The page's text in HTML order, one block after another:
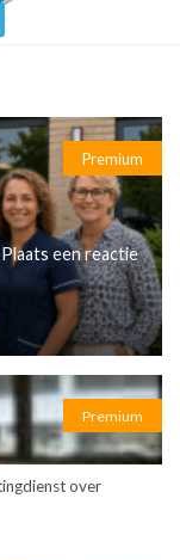
Premium
Plaats een reactie
Premium
over